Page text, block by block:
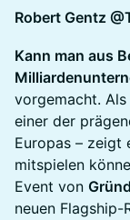
Robert Gentz
Kann man aus
vorgemacht.
einer der
Europas – zeigt
mitspielen
Event von
neuen